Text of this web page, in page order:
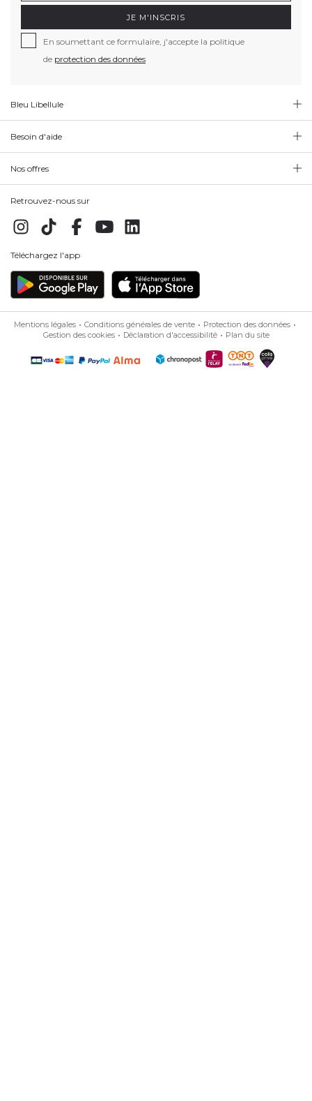
JE M'INSCRIS
En soumettant ce formulaire, j'accepte la politique
de protection des données
Bleu Libellule
Besoin d'aide
Nos offres
Retrouvez-nous sur
Téléchargez l'app
Mentions légales Conditions générales de vente
Protection des données
Gestion des cookies
Déclaration d'accessibilité Plan du site